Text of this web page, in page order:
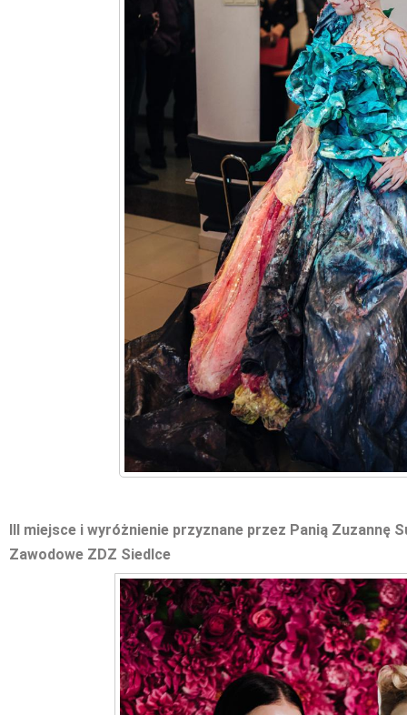
III miejsce i wyróżnienie przyznane przez Panią Zuzannę
Zawodowe ZDZ Siedlce